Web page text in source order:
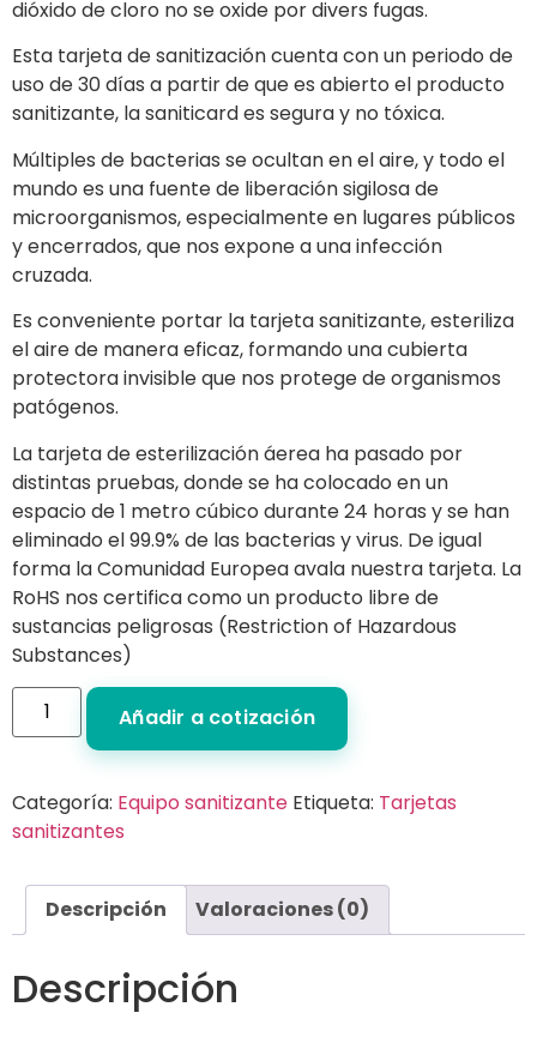
dióxido de cloro no se oxide por divers fugas.
Esta tarjeta de sanitización cuenta con un periodo de
uso de 30 días a partir de que es abierto el producto
sanitizante, la saniticard es segura y no tóxica.
Múltiples de bacterias se ocultan en el aire, y todo el
mundo es una fuente de liberación sigilosa de
microorganismos, especialmente en lugares públicos
y encerrados, que nos expone a una infección
cruzada.
Es conveniente portar la tarjeta sanitizante, esteriliza
el aire de manera eficaz, formando una cubierta
protectora invisible que nos protege de organismos
patógenos.
La tarjeta de esterilización áerea ha pasado por
distintas pruebas, donde se ha colocado en un
espacio de 1 metro cúbico durante 24 horas y se han
eliminado el 99.9% de las bacterias y virus. De igual
forma la Comunidad Europea avala nuestra tarjeta. La
RoHS nos certifica como un producto libre de
sustancias peligrosas (Restriction of Hazardous
Substances)
Añadir a cotización
Categoría: Equipo sanitizante Etiqueta: Tarjetas
sanitizantes
Descripción Valoraciones (0)
Descripción